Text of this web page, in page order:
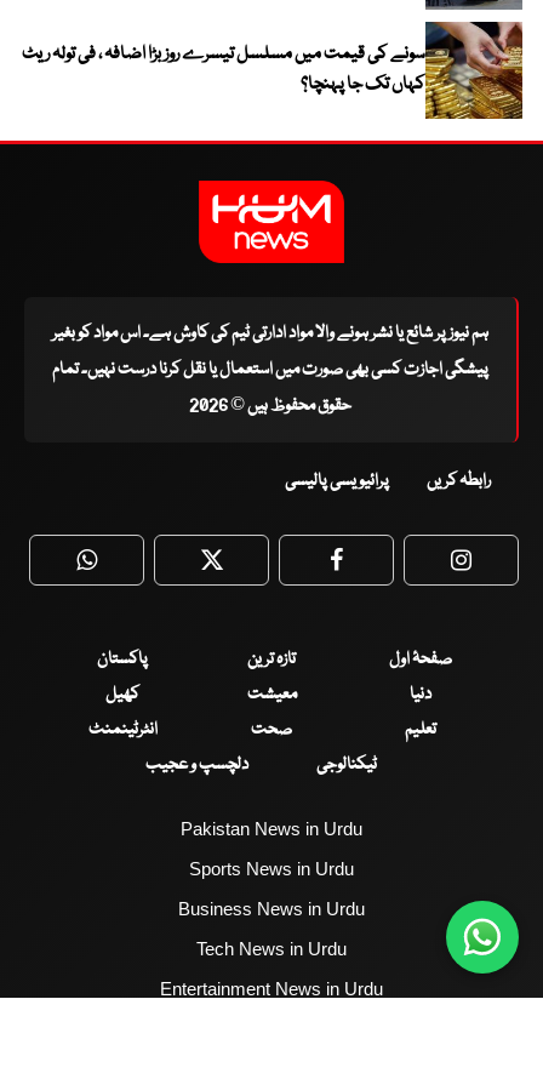
سونے کی قیمت میں مسلسل تیسرے روز بڑا اضافہ ، فی تولہ ریٹ
کہاں تک جا پہنچا؟
ہم نیوز پر شائع یا نشر ہونے والا مواد ادارتی ٹیم کی کاوش ہے۔ اس مواد کو بغیر
پیشگی اجازت کسی بھی صورت میں استعمال یا نقل کرنا درست نہیں۔ تمام
حقوق محفوظ ہیں © 2026
رابطہ کریں پرائیویسی پالیسی
WhatsApp Twitter Facebook
صفحۂ اول تازہ ترین
پاکستان
دنیا
معیشت
کھیل
تعلیم
صحت
انٹرٹینمنٹ
ٹیکنالوجی
دلچسپ و عجیب
Pakistan News in Urdu
Sports News in Urdu
Business News in Urdu
Tech News in Urdu
Entertainment News in Urdu